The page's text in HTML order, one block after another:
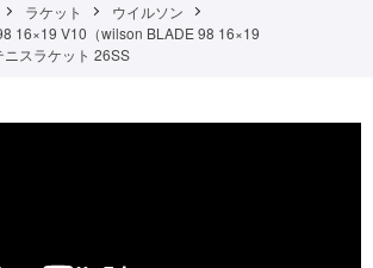
ラケット
ウイルソン
16×19 V10（wilson BLADE 98 16×19
スラケット 26SS